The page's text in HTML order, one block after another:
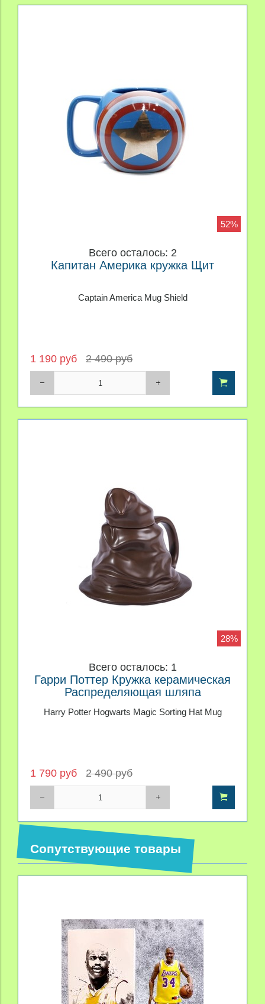
52%
Всего осталось: 2
Капитан Америка кружка Щит
Captain America Mug Shield
1 190 руб 2 490 руб
28%
Всего осталось: 1
Гарри Поттер Кружка керамическая
Распределяющая шляпа
Harry Potter Hogwarts Magic Sorting Hat Mug
1 790 руб 2 490 руб
Сопутствующие товары